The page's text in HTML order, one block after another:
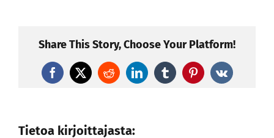
Share This Story, Choose Your Platform!
Facebook
X RedditLinkedInTumblrPinterest
Vk
Tietoa kirjoittajasta: